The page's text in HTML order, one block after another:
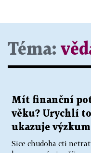
Téma:
Mít finanční
věku? Urychlí
ukazuje výzkum
Sice chudoba cti